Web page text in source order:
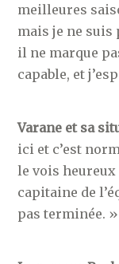
meilleures
mais je ne
il ne marque
capable, et
Varane et sa
ici et c’est
le vois heureux
capitaine de
pas terminée. »